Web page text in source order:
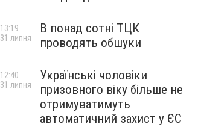
В понад сотні ТЦК
проводять обшуки
13:19
31 липня
Українські чоловіки
призовного віку більше не
отримуватимуть
автоматичний захист у ЄС
12:40
31 липня